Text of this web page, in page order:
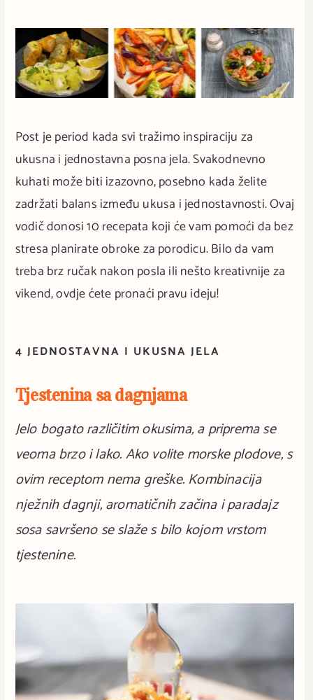
Post je period kada svi tražimo inspiraciju za
ukusna i jednostavna posna jela. Svakodnevno
kuhati može biti izazovno, posebno kada želite
zadržati balans između ukusa i jednostavnosti. Ovaj
vodič donosi 10 recepata koji će vam pomoći da bez
stresa planirate obroke za porodicu. Bilo da vam
treba brz ručak nakon posla ili nešto kreativnije za
vikend, ovdje ćete pronaći pravu ideju!
4 JEDNOSTAVNA I UKUSNA JELA
Tjestenina sa dagnjama
Jelo bogato različitim okusima, a priprema se
veoma brzo i lako. Ako volite morske plodove, s
ovim receptom nema greške. Kombinacija
nježnih dagnji, aromatičnih začina i paradajz
sosa savršeno se slaže s bilo kojom vrstom
tjestenine.